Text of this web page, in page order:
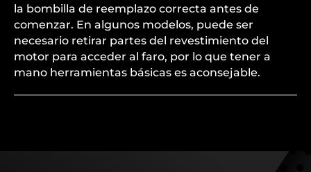
la bombilla de reemplazo correcta antes de
comenzar. En algunos modelos, puede ser
necesario retirar partes del revestimiento del
motor para acceder al faro, por lo que tener a
mano herramientas básicas es aconsejable.